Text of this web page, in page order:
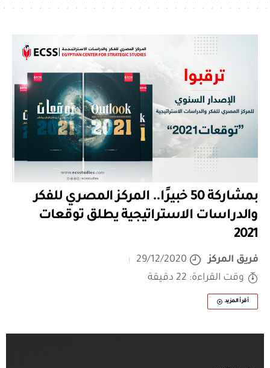
بمشاركة 50 خبيرًا.. المركز المصري للفكر
والدراسات الاستراتيجية يطلق توقعات
2021
فريق المركز
29/12/2020
وقت القراءة: 22 دقيقة
أقرأ المزيد